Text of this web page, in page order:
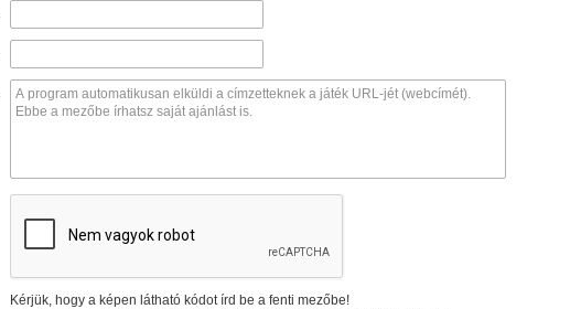
Kérjük, hogy a képen látható kódot írd be a fenti mezőbe!